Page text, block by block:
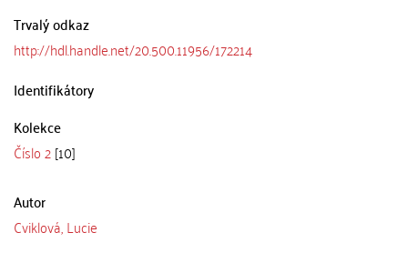
Trvalý odkaz
http://hdl.handle.net/20.500.11956/172214
Identifikátory
Kolekce
Číslo 2[10]
Autor
Cviklová, Lucie